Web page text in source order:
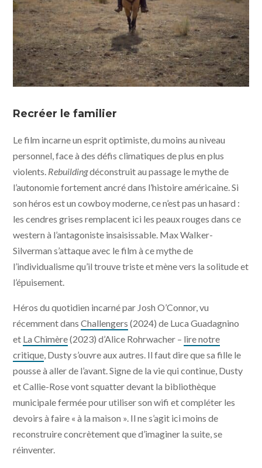
Recréer le familier
Le film incarne un esprit optimiste, du moins au niveau
personnel, face à des défis climatiques de plus en plus
violents. Rebuildingdéconstruit au passage le mythe de
l’autonomie fortement ancré dans l’histoire américaine. Si
son héros est un cowboy moderne, ce n’est pas un hasard :
les cendres grises remplacent ici les peaux rouges dans ce
western à l’antagoniste insaisissable. Max Walker-
Silverman s’attaque avec le film à ce mythe de
l’individualisme qu’il trouve triste et mène vers la solitude et
l’épuisement.
Héros du quotidien incarné par Josh O’Connor, vu
récemment dansChallengers (2024) de Luca Guadagnino
et La Chimère(2023) d’Alice Rohrwacher – lire notre
critique , Dusty s’ouvre aux autres. Il faut dire que sa fille le
pousse à aller de l’avant. Signe de la vie qui continue, Dusty
et Callie-Rose vont squatter devant la bibliothèque
municipale fermée pour utiliser son wifi et compléter les
devoirs à faire « à la maison ». Il ne s’agit ici moins de
reconstruire concrètement que d’imaginer la suite, se
réinventer.